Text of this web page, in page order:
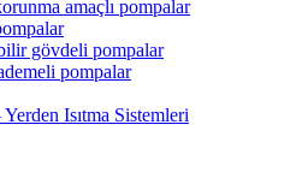
amaçlı pompalar
gövdeli pompalar
pompalar
Isıtma Sistemleri